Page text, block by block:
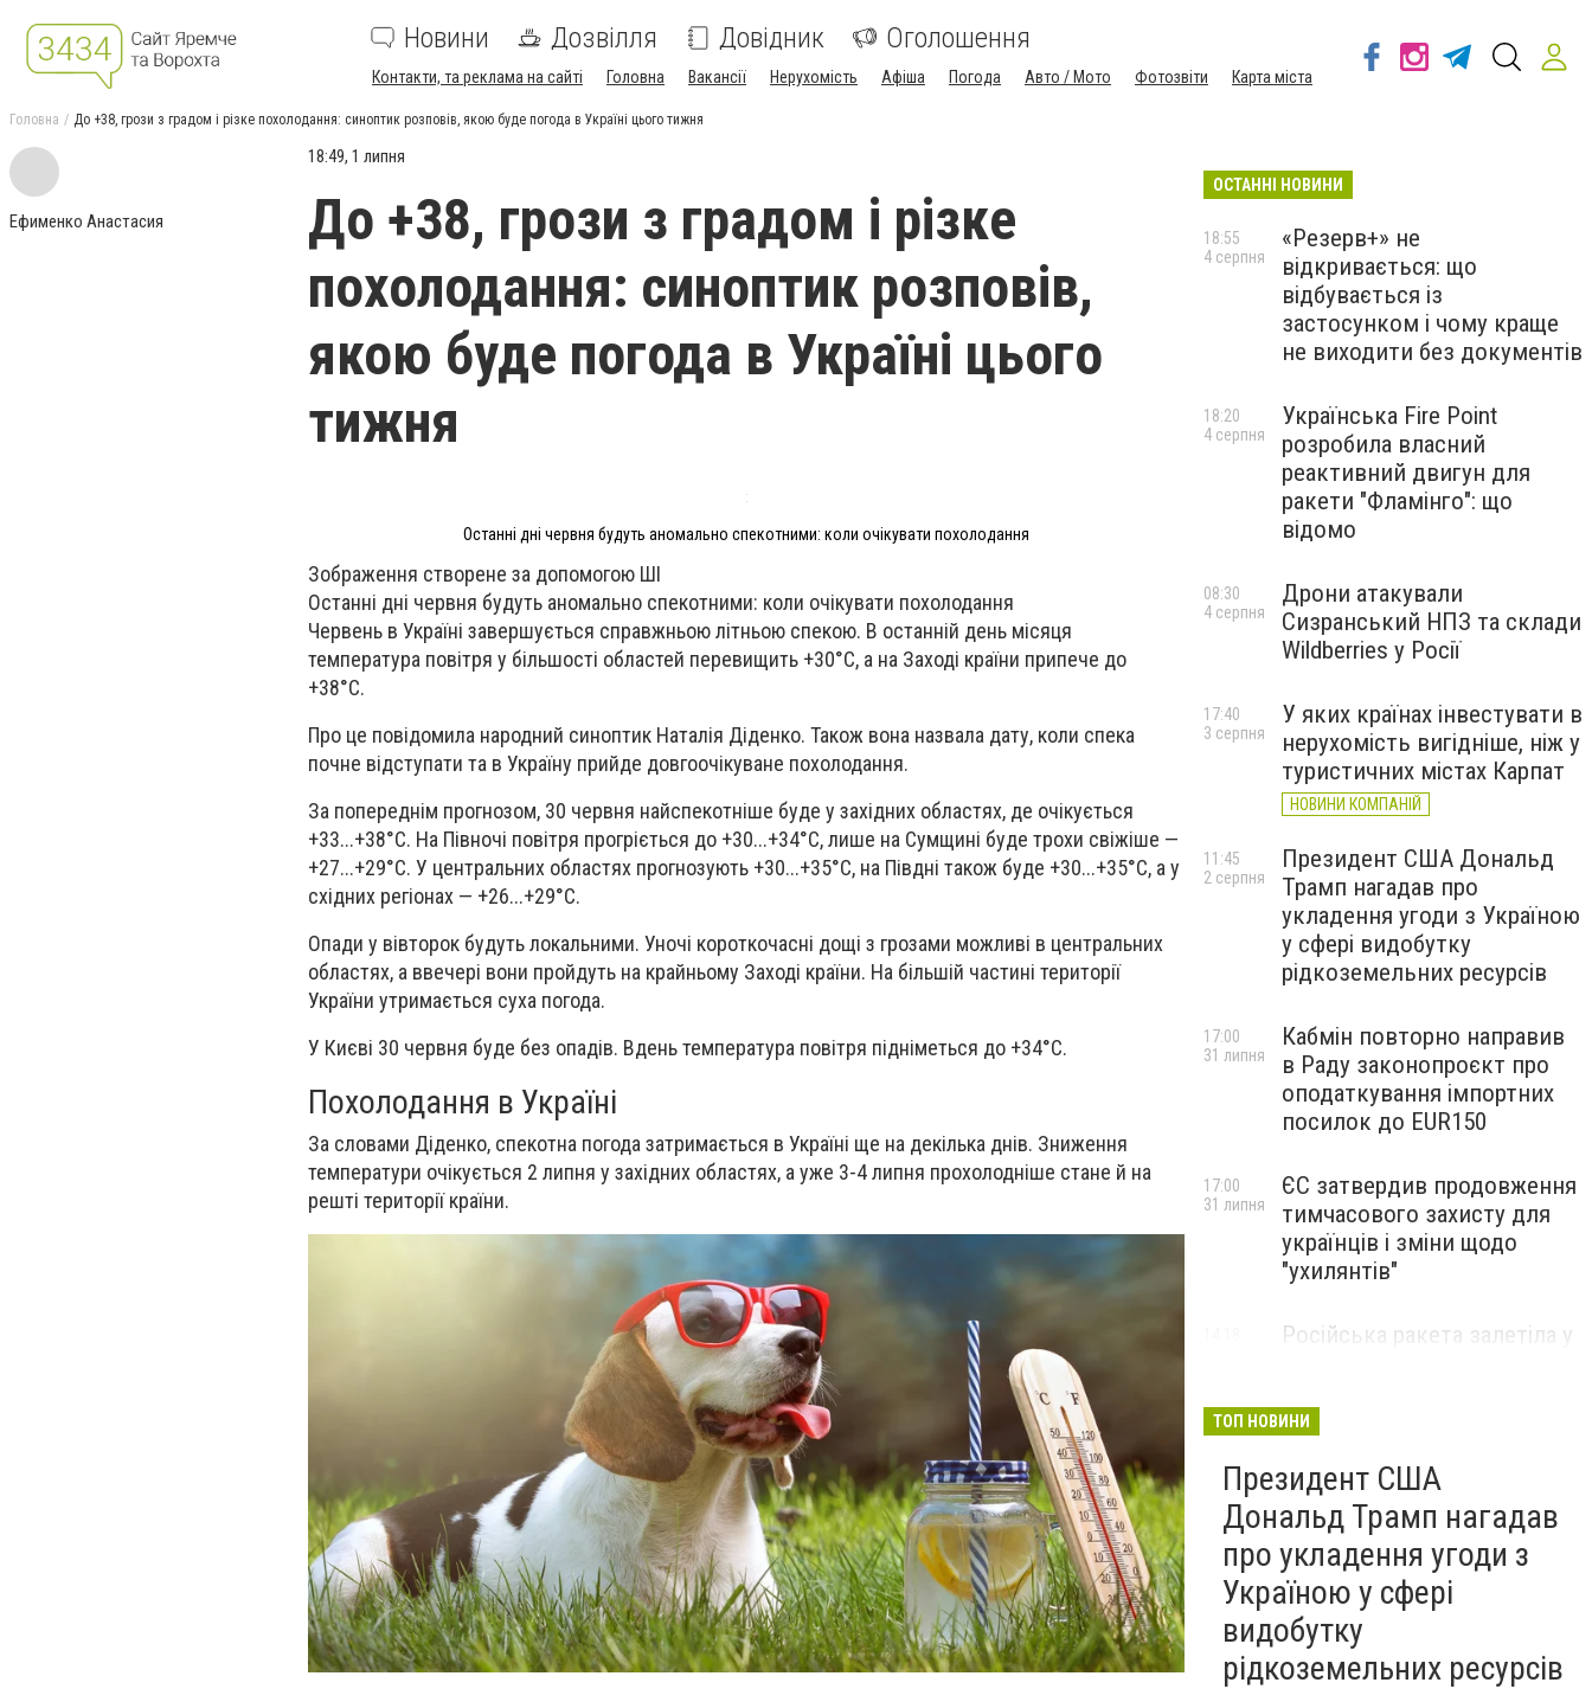
Новини Дозвілля Довідник Оголошення
Контакти, та реклама на сайті Головна Вакансії Нерухомість Афіша Погода Авто / Мото Фотозвіти Карта міста
Головна До +38, грози з градом і різке похолодання: синоптик розповів, якою буде погода в Україні цього тижня
Ефименко Анастасия
18:49, 1 липня
До +38, грози з градом і різке
похолодання: синоптик розповів,
якою буде погода в Україні цього
тижня
Останні дні червня будуть аномально спекотними: коли очікувати похолодання
Зображення створене за допомогою ШІ
Останні дні червня будуть аномально спекотними: коли очікувати похолодання
Червень в Україні завершується справжньою літньою спекою. В останній день місяця
температура повітря у більшості областей перевищить +30°С, а на Заході країни припече до
+38°С.
Про це повідомила народний синоптик Наталія Діденко. Також вона назвала дату, коли спека
почне відступати та в Україну прийде довгоочікуване похолодання.
За попереднім прогнозом, 30 червня найспекотніше буде у західних областях, де очікується
+33...+38°С. На Півночі повітря прогріється до +30...+34°С, лише на Сумщині буде трохи свіжіше —
+27...+29°С. У центральних областях прогнозують +30...+35°С, на Півдні також буде +30...+35°С, а у
східних регіонах — +26...+29°С.
Опади у вівторок будуть локальними. Уночі короткочасні дощі з грозами можливі в центральних
областях, а ввечері вони пройдуть на крайньому Заході країни. На більшій частині території
України утримається суха погода.
У Києві 30 червня буде без опадів. Вдень температура повітря підніметься до +34°С.
Похолодання в Україні
За словами Діденко, спекотна погода затримається в Україні ще на декілька днів. Зниження
температури очікується 2 липня у західних областях, а уже 3-4 липня прохолодніше стане й на
решті території країни.
ОСТАННІ НОВИНИ
«Резерв+» не
відкривається: що
відбувається із
застосунком і чому краще
не виходити без документів
18:55
4 серпня
Українська Fire Point
розробила власний
реактивний двигун для
ракети "Фламінго": що
відомо
18:20
4 серпня
Дрони атакували
Сизранський НПЗ та склади
Wildberries у Росії
08:30
4 серпня
У яких країнах інвестувати в
нерухомість вигідніше, ніж у
туристичних містах Карпат
НОВИНИ КОМПАНІЙ
17:40
3 серпня
Президент США Дональд
Трамп нагадав про
укладення угоди з Україною
у сфері видобутку
рідкоземельних ресурсів
11:45
2 серпня
Кабмін повторно направив
в Раду законопроєкт про
оподаткування імпортних
посилок до EUR150
17:00
31 липня
ЄС затвердив продовження
тимчасового захисту для
українців і зміни щодо
"ухилянтів"
17:00
31 липня
Російська ракета залетіла у
ТОП НОВИНИ
Президент США
Дональд Трамп нагадав
про укладення угоди з
Україною у сфері
видобутку
рідкоземельних ресурсів